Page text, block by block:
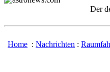
Der
Home : Nachrichten :